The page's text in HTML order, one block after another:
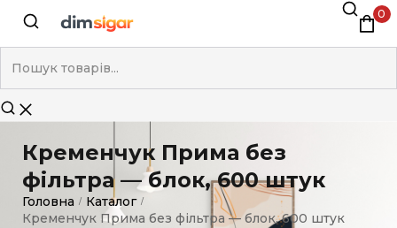
0
Кременчук Прима без
фільтра — блок, 600 штук
Головна / Каталог /
Кременчук Прима без фільтра — блок, 600 штук